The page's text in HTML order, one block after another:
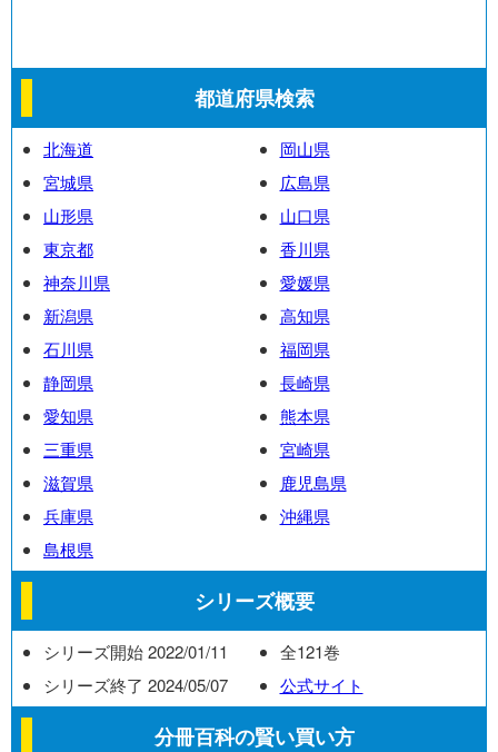
都道府県検索
北海道
宮城県
山形県
東京都
神奈川県
新潟県
石川県
静岡県
愛知県
三重県
滋賀県
兵庫県
島根県
岡山県
広島県
山口県
香川県
愛媛県
高知県
福岡県
長崎県
熊本県
宮崎県
鹿児島県
沖縄県
シリーズ概要
シリーズ開始 2022/01/11
シリーズ終了 2024/05/07
全121巻
公式サイト
分冊百科の賢い買い方